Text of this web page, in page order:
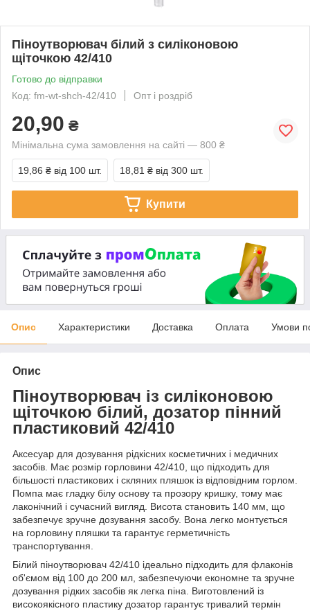
Піноутворювач білий з силіконовою
щіточкою 42/410
Готово до відправки
Код: fm-wt-shch-42/410
Опт і роздріб
20,90 ₴
Мінімальна сума замовлення на сайті — 800 ₴
19,86 ₴ від 100 шт. 18,81 ₴ від 300 шт.
Купити
Опис Характеристики Доставка Оплата Умови
Опис
Піноутворювач із силіконовою
щіточкою білий, дозатор пінний
пластиковий 42/410
Аксесуар для дозування рідкісних косметичних і медичних
засобів. Має розмір горловини 42/410, що підходить для
більшості пластикових і скляних пляшок із відповідним горлом.
Помпа має гладку білу основу та прозору кришку, тому має
лаконічний і сучасний вигляд. Висота становить 140 мм, що
забезпечує зручне дозування засобу. Вона легко монтується
на горловину пляшки та гарантує герметичність
транспортування.
Білий піноутворювач 42/410 ідеально підходить для флаконів
об'ємом від 100 до 200 мл, забезпечуючи економне та зручне
дозування рідких засобів як легка піна. Виготовлений із
високоякісного пластику дозатор гарантує тривалий термін